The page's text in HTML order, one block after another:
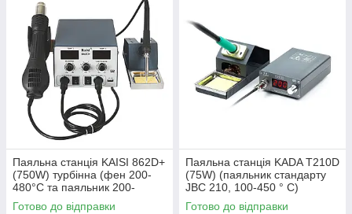
Паяльна станція KAISI 862D+
(750W) турбінна (фен 200-
480°С та паяльник 200-
480°С) USB 5V 1A
Готово до відправки
Паяльна станція KADA T210D
(75W) (паяльник стандарту
JBC 210, 100-450 ° С)
Готово до відправки